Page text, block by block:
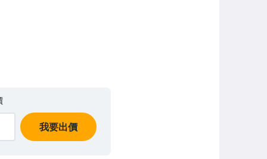
我要出價